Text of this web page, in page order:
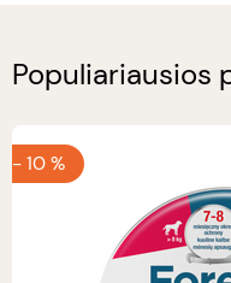
Populiariausios
-10 %